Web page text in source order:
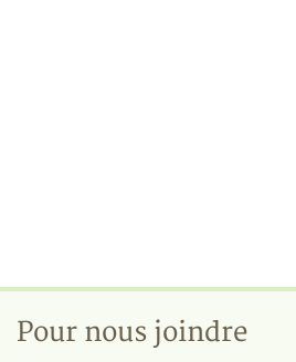
Pour nous joindre